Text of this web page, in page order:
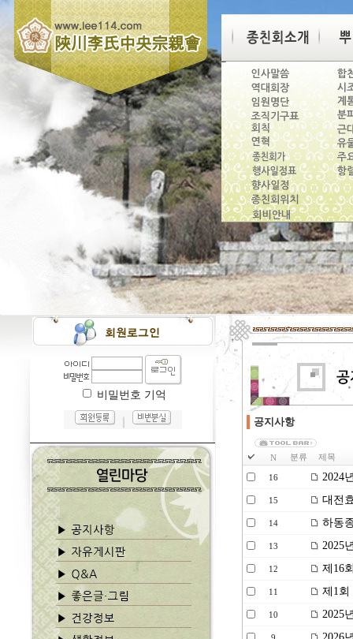
비밀번호 기억
공지사항
N 분류 제목
16 2024
15 대전
14 하동
13 2025
12 제16
11 제1회
10 2025